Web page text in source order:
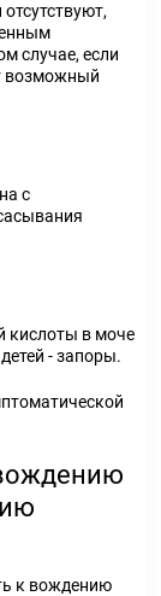
случае, если
возможный
с
кислоты в моче
- запоры.
к вождению